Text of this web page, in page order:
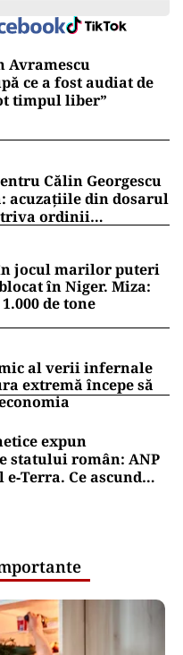
Avramescu
ce a fost audiat de
timpul liber”
Călin Georgescu
acuzațiile din dosarul
ordinii
jocul marilor puteri
în Niger. Miza:
de tone
al verii infernale
extremă începe să
expun
român: ANP
Ce ascund